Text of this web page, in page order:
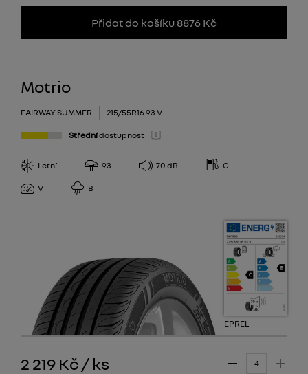
Přidat do košíku 8876 Kč
Motrio
FAIRWAY SUMMER 215/55R16 93 V
Střednídostupnost
Letní 93 70 dB C
V B
EPREL
2 219 Kč / ks